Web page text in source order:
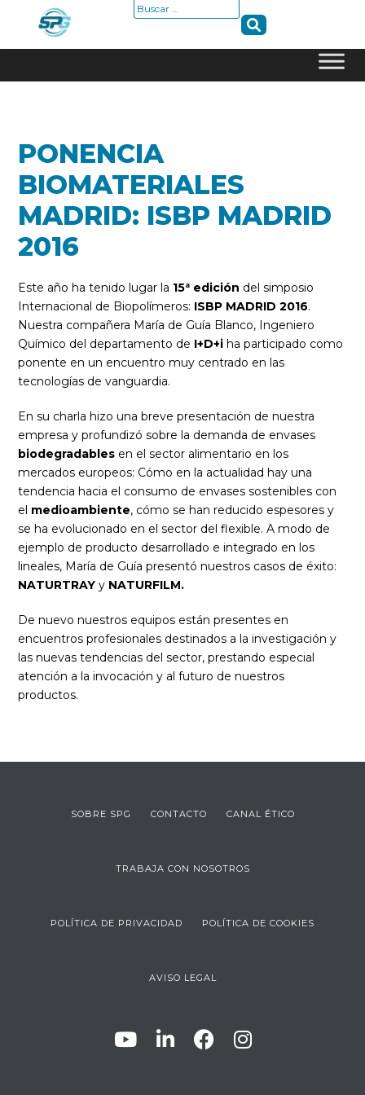
Buscar:
PONENCIA
BIOMATERIALES
MADRID: ISBP MADRID
2016
Este año ha tenido lugar la 15ª edición del simposio
Internacional de Biopolímeros: ISBP MADRID 2016.
Nuestra compañera María de Guía Blanco, Ingeniero
Químico del departamento de I+D+i ha participado como
ponente en un encuentro muy centrado en las
tecnologías de vanguardia.
En su charla hizo una breve presentación de nuestra
empresa y profundizó sobre la demanda de envases
biodegradables en el sector alimentario en los
mercados europeos: Cómo en la actualidad hay una
tendencia hacia el consumo de envases sostenibles con
el medioambiente, cómo se han reducido espesores y
se ha evolucionado en el sector del flexible. A modo de
ejemplo de producto desarrollado e integrado en los
lineales, María de Guía presentó nuestros casos de éxito:
NATURTRAY y NATURFILM.
De nuevo nuestros equipos están presentes en
encuentros profesionales destinados a la investigación y
las nuevas tendencias del sector, prestando especial
atención a la invocación y al futuro de nuestros
productos.
SOBRE SPG CONTACTO CANAL ÉTICO
TRABAJA CON NOSOTROS
POLÍTICA DE PRIVACIDAD POLÍTICA DE COOKIES
AVISO LEGAL